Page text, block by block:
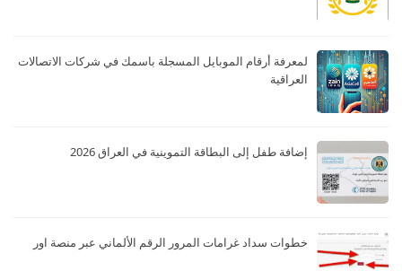
لمعرفة أرقام الموبايل المسجلة باسمك في شركات الاتصالات
العراقية
إضافة طفل إلى البطاقة التموينية في العراق 2026
خطوات سداد غرامات المرور الرقم الألماني عبر منصة اور